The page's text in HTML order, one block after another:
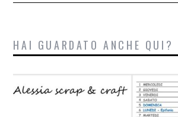
HAI GUARDATO ANCHE QUI?